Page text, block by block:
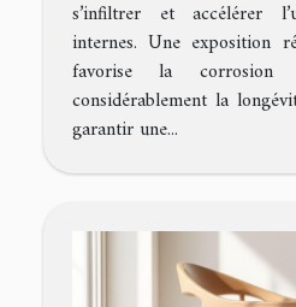
s’infiltrer et accélérer
internes. Une exposition
favorise la
considérablement la
garantir une...